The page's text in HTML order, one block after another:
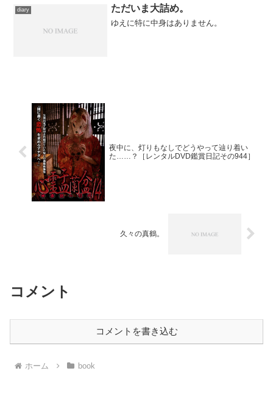
う、上映前にトークイベントが催されま
したが、今回は作品が...
diary ただいま大詰め。
ゆえに特に中身はありません。
夜中に、灯りもなしでどうやって辿り着い
た……？［レンタルDVD鑑賞日記その944］
久々の真鶴。
コメント
コメントを書き込む
ホーム book